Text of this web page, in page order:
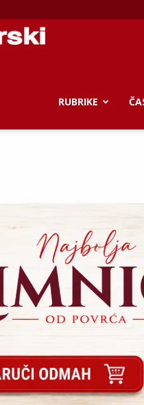
Gospodarski
RUBRIKE